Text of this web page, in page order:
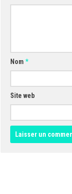
Nom *
Site web